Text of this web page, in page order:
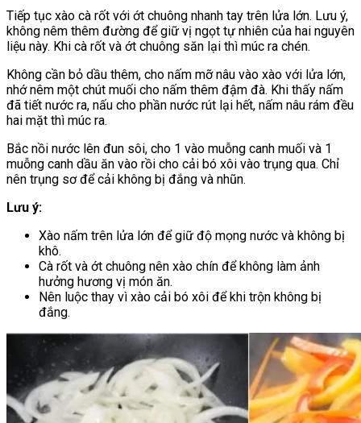
Tiếp tục xào cà rốt với ớt chuông nhanh tay trên lửa lớn. Lưu ý,
không nêm thêm đường để giữ vị ngọt tự nhiên của hai nguyên
liệu này. Khi cà rốt và ớt chuông săn lại thì múc ra chén.
Không cần bỏ dầu thêm, cho nấm mỡ nâu vào xào với lửa lớn,
nhớ nêm một chút muối cho nấm thêm đậm đà. Khi thấy nấm
đã tiết nước ra, nấu cho phần nước rút lại hết, nấm nâu rám đều
hai mặt thì múc ra.
Bắc nồi nước lên đun sôi, cho 1 vào muỗng canh muối và 1
muỗng canh dầu ăn vào rồi cho cải bó xôi vào trụng qua. Chỉ
nên trụng sơ để cải không bị đắng và nhũn.
Lưu ý:
Xào nấm trên lửa lớn để giữ độ mọng nước và không bị
khô.
Cà rốt và ớt chuông nên xào chín để không làm ảnh
hưởng hương vị món ăn.
Nên luộc thay vì xào cải bó xôi để khi trộn không bị
đắng.